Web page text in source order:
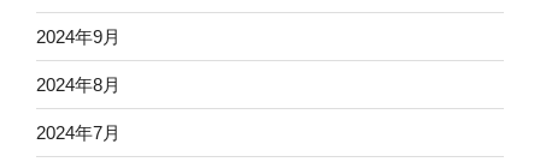
2024年9月
2024年8月
2024年7月